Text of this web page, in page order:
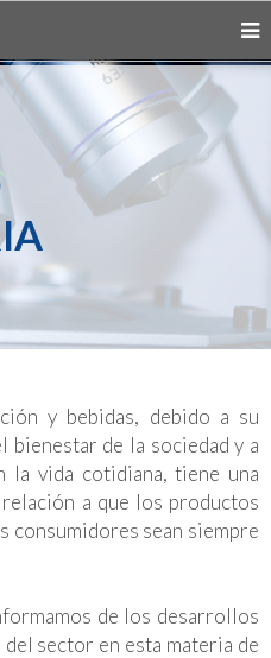
y bebidas, debido a su
bienestar de la sociedad y a
la vida cotidiana, tiene una
a que los productos
consumidores sean siempre
de los desarrollos
sector en esta materia de